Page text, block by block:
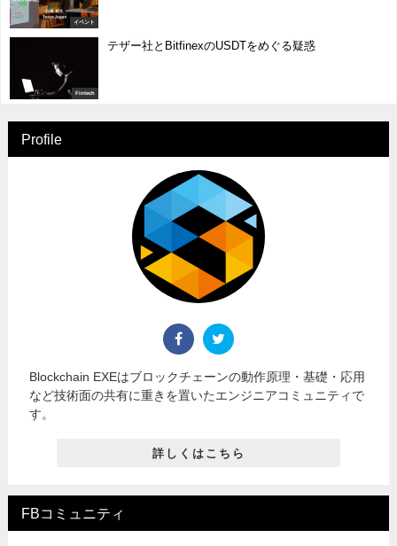
イベント
Fintech
テザー社とBitfinexのUSDTをめぐる疑惑
Profile
Blockchain EXEはブロックチェーンの動作原理・基礎・応用
など技術面の共有に重きを置いたエンジニアコミュニティで
す。
詳しくはこちら
FBコミュニティ